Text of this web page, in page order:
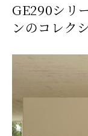
GE290シリ
ンのコレク